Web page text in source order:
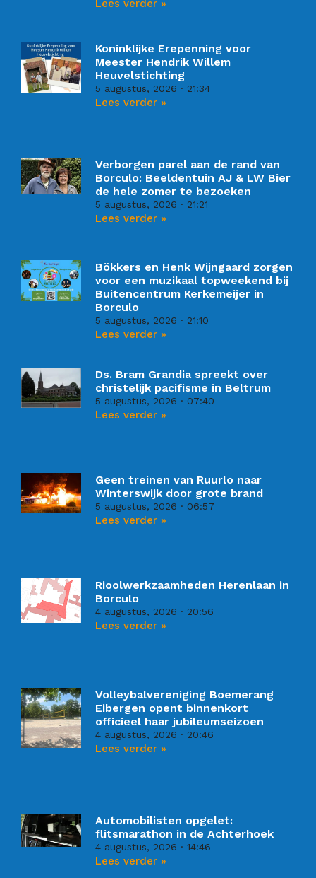
Lees verder »
Koninklijke Erepenning voor
Meester Hendrik Willem
Heuvelstichting
5 augustus, 2026 21:34
Lees verder »
Verborgen parel aan de rand van
Borculo: Beeldentuin AJ & LW Bier
de hele zomer te bezoeken
5 augustus, 2026 21:21
Lees verder »
Bökkers en Henk Wijngaard zorgen
voor een muzikaal topweekend bij
Buitencentrum Kerkemeijer in
Borculo
5 augustus, 2026 21:10
Lees verder »
Ds. Bram Grandia spreekt over
christelijk pacifisme in Beltrum
5 augustus, 2026 07:40
Lees verder »
Geen treinen van Ruurlo naar
Winterswijk door grote brand
5 augustus, 2026 06:57
Lees verder »
Rioolwerkzaamheden Herenlaan in
Borculo
4 augustus, 2026 20:56
Lees verder »
Volleybalvereniging Boemerang
Eibergen opent binnenkort
officieel haar jubileumseizoen
4 augustus, 2026 20:46
Lees verder »
Automobilisten opgelet:
flitsmarathon in de Achterhoek
4 augustus, 2026 14:46
Lees verder »